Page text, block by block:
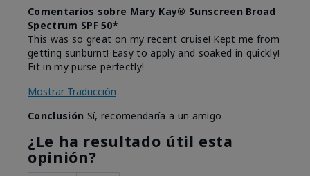
Comentarios sobre Mary Kay® Sunscreen Broad
Spectrum SPF 50*
This was so great on my recent cruise! Kept me from
getting sunburnt! Easy to apply and soaked in quickly!
Fit in my purse perfectly!
Mostrar Traducción
Conclusión Sí, recomendaría a un amigo
¿Le ha resultado útil esta
opinión?